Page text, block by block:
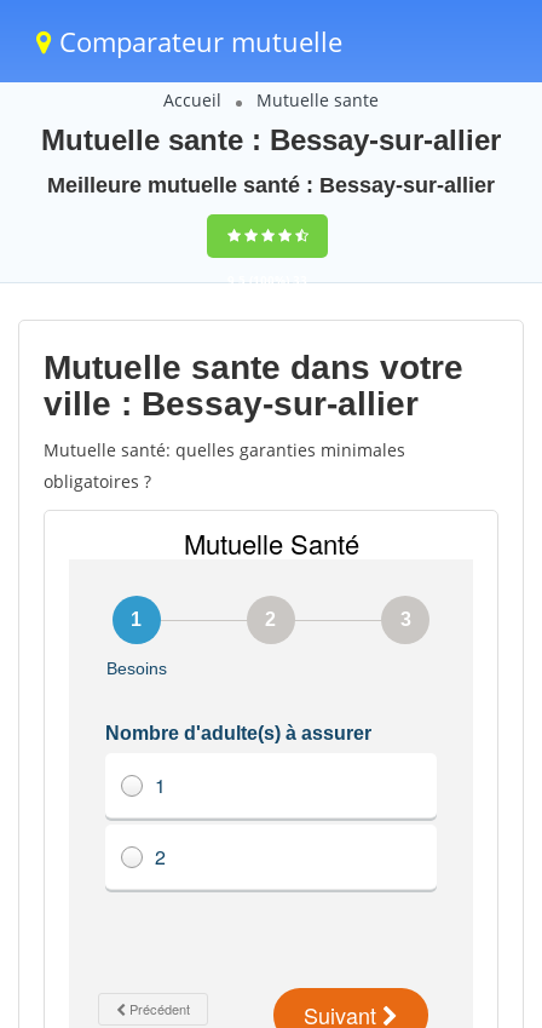
Comparateur mutuelle
Accueil Mutuelle sante
Mutuelle sante : Bessay-sur-allier
Meilleure mutuelle santé : Bessay-sur-allier
9,5(100%)33
votes
Mutuelle sante dans votre
ville : Bessay-sur-allier
Mutuelle santé: quelles garanties minimales
obligatoires ?